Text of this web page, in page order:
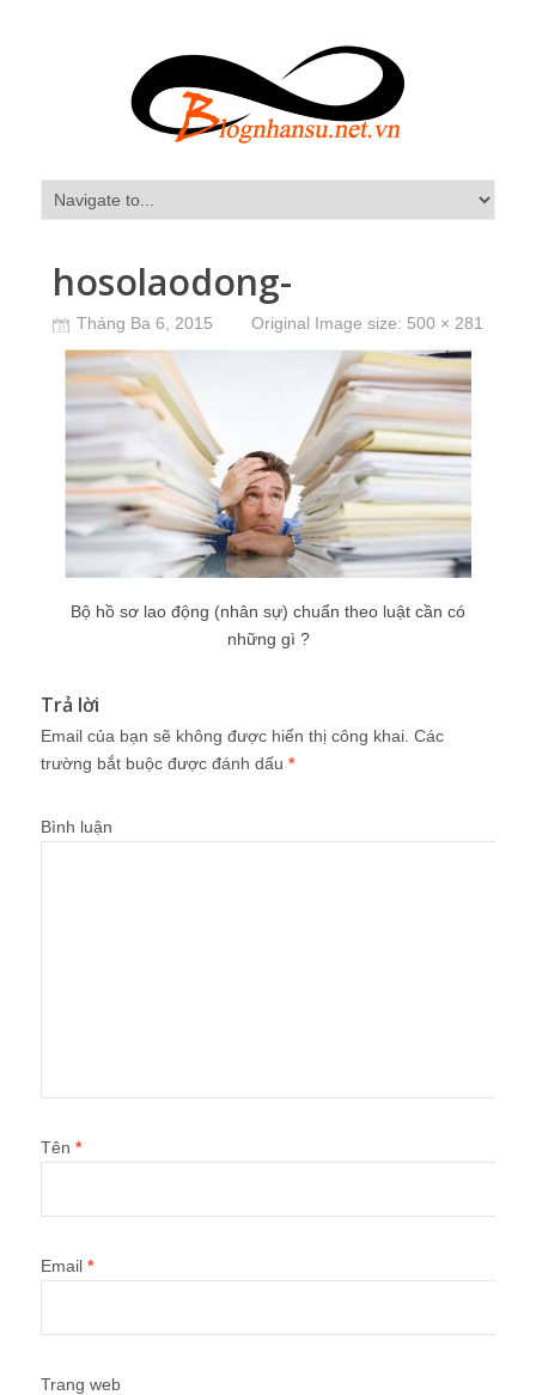
hosolaodong-
Tháng Ba 6, 2015 Original Image size: 500 × 281
Bộ hồ sơ lao động (nhân sự) chuẩn theo luật cần có
những gì ?
Trả lời
Email của bạn sẽ không được hiển thị công khai. Các
trường bắt buộc được đánh dấu *
Bình luận
Tên *
Email *
Trang web